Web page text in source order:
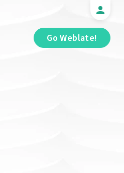
Go Weblate!